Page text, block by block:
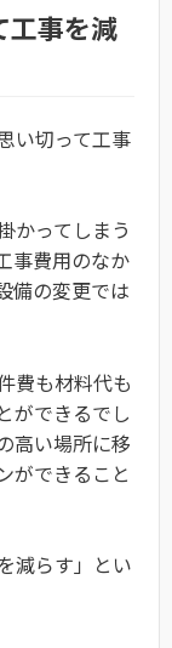
工事を減
い切って工事
かってしまう
事費用のなか
備の変更では
費も材料代も
ができるでし
高い場所に移
ができること
減らす」とい